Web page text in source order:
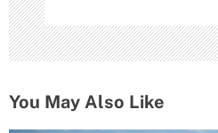
я
м
You May Also Like